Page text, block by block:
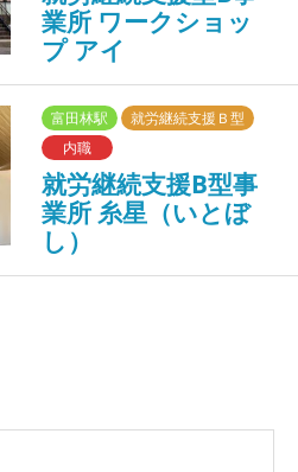
業所 ワークショッ
プ アイ
富田林駅
就労継続支援Ｂ型
内職
就労継続支援B型事
業所 糸星（いとぼ
し）